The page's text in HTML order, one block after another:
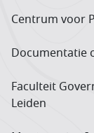
Centrum voor
Documentatie
Faculteit
Leiden